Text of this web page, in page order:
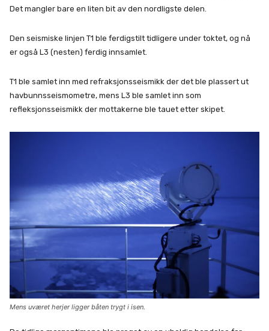
Det mangler bare en liten bit av den nordligste delen.
Den seismiske linjen T1 ble ferdigstilt tidligere under toktet, og nå
er også L3 (nesten) ferdig innsamlet.
T1 ble samlet inn med refraksjonsseismikk der det ble plassert ut
havbunnsseismometre, mens L3 ble samlet inn som
refleksjonsseismikk der mottakerne ble tauet etter skipet.
Mens uværet herjer ligger båten trygt i isen.